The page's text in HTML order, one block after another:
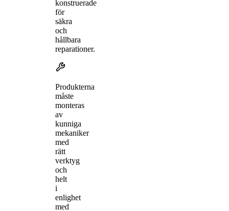
konstruerade
för
säkra
och
hållbara
reparationer.
Produkterna
måste
monteras
av
kunniga
mekaniker
med
rätt
verktyg
och
helt
i
enlighet
med